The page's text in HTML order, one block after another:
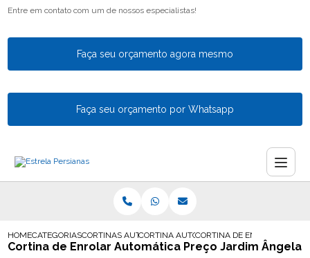
Entre em contato com um de nossos especialistas!
Faça seu orçamento agora mesmo
Faça seu orçamento por Whatsapp
HOMECATEGORIASCORTINAS AUTOMATICASCORTINA AUTOMATICA PARA SALA
CORTINA DE ENROLAR
Cortina de Enrolar Automática Preço Jardim Ângela